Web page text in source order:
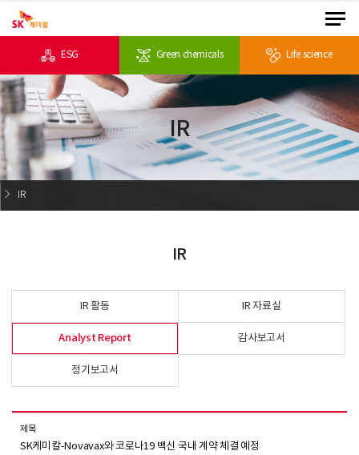
ESG Green chemicals Life science
IR
IR
IR
IR 활동 IR 자료실
Analyst Report 감사보고서
정기보고서
제목
SK케미칼-Novavax와 코로나19 백신 국내 계약 체결 예정